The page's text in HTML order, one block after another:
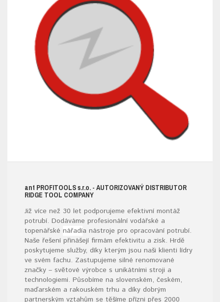
ant PROFITOOLSs.r.o. - AUTORIZOVANÝ DISTRIBUTOR
RIDGE TOOL COMPANY
Již více než 30 let podporujeme efektivní montáž
potrubí. Dodáváme profesionální vodářské a
topenářské nářadía nástroje pro opracování potrubí.
Naše řešení přinášejí firmám efektivitu a zisk. Hrdě
poskytujeme služby, díky kterým jsou naši klienti lídry
ve svém fachu. Zastupujeme silné renomované
značky – světové výrobce s unikátními stroji a
technologiemi. Působíme na slovenském, českém,
maďarském a rakouském trhu a díky dobrým
partnerským vztahům se těšíme přízni přes 2000